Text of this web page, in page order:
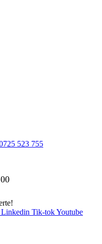
523 755
Linkedin Tik-tokYoutube